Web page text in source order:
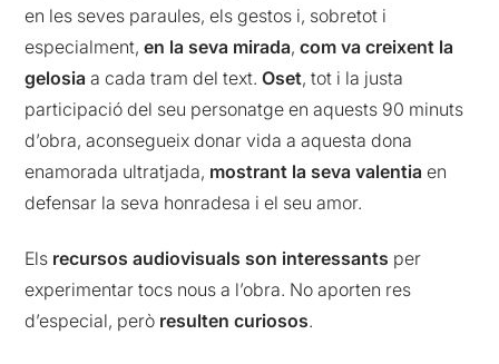
en les seves paraules, els gestos i, sobretot i
especialment,en la seva mirada,com va creixent la
gelosia a cada tram del text.Oset, tot i la justa
participació del seu personatge en aquests 90 minuts
d’obra, aconsegueix donar vida a aquesta dona
enamorada ultratjada, mostrant la seva valentia en
defensar la seva honradesa i el seu amor.
Els recursos audiovisuals son interessants per
experimentar tocs nous a l’obra. No aporten res
d’especial, però resulten curiosos.